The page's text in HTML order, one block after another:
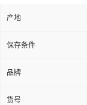
产地
保存条件
品牌
货号